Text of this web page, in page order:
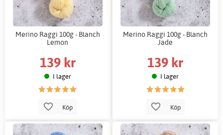
Merino Raggi 100g - Blanch
Lemon
139 kr
I lager
Köp
Merino Raggi 100g - Blanch
Jade
139 kr
I lager
Köp